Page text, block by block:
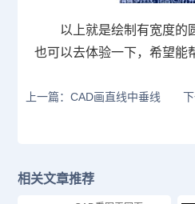
以上就是绘制有宽度的
也可以去体验一下，希望能
上一篇：CAD画直线中垂线
相关文章推荐